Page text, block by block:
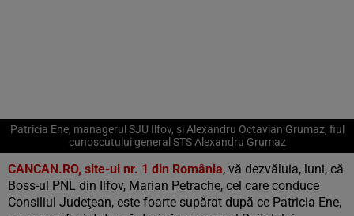
Patricia Ene, managerul SJU Ilfov, şi Alexandru Octavian Grumaz, fiul
cunoscutului general STS Alexandru Grumaz
CANCAN.RO, site-ul nr. 1 din România, vă dezvăluia, luni, că
Boss-ul PNL din Ilfov, Marian Petrache, cel care conduce
Consiliul Judeţean, este foarte supărat după ce Patricia Ene,